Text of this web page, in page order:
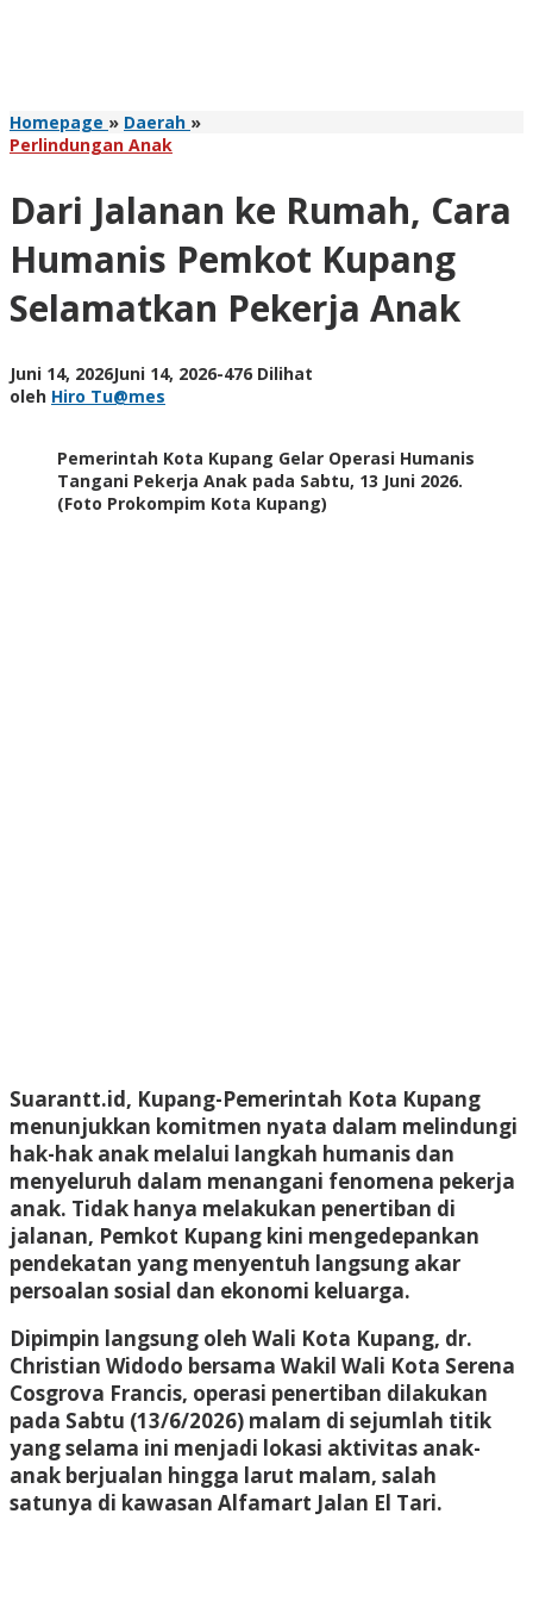
Homepage » Daerah »Dari
Cara
Pemkot
Kupang
Selamatkan
Pekerja
Perlindungan Anak
Dari Jalanan ke Rumah, Cara
Humanis Pemkot Kupang
Selamatkan Pekerja Anak
Juni 14, 2026Juni 14, 2026oleh
-476 Dilihat
oleh Hiro Tu@mes
Pemerintah Kota Kupang Gelar Operasi Humanis
Tangani Pekerja Anak pada Sabtu, 13 Juni 2026.
(Foto Prokompim Kota Kupang)
Suarantt.id, Kupang-Pemerintah Kota Kupang
menunjukkan komitmen nyata dalam melindungi
hak-hak anak melalui langkah humanis dan
menyeluruh dalam menangani fenomena pekerja
anak. Tidak hanya melakukan penertiban di
jalanan, Pemkot Kupang kini mengedepankan
pendekatan yang menyentuh langsung akar
persoalan sosial dan ekonomi keluarga.
Dipimpin langsung oleh Wali Kota Kupang, dr.
Christian Widodo bersama Wakil Wali Kota Serena
Cosgrova Francis, operasi penertiban dilakukan
pada Sabtu (13/6/2026) malam di sejumlah titik
yang selama ini menjadi lokasi aktivitas anak-
anak berjualan hingga larut malam, salah
satunya di kawasan Alfamart Jalan El Tari.